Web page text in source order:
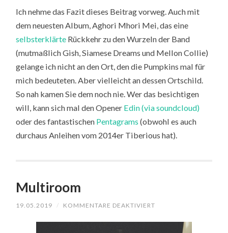
Ich nehme das Fazit dieses Beitrag vorweg. Auch mit
dem neuesten Album, Aghori Mhori Mei, das eine
selbsterklärte Rückkehr zu den Wurzeln der Band
(mutmaßlich Gish, Siamese Dreams und Mellon Collie)
gelange ich nicht an den Ort, den die Pumpkins mal für
mich bedeuteten. Aber vielleicht an dessen Ortschild.
So nah kamen Sie dem noch nie. Wer das besichtigen
will, kann sich mal den Opener Edin (via soundcloud)
oder des fantastischen Pentagrams (obwohl es auch
durchaus Anleihen vom 2014er Tiberious hat).
Multiroom
19.05.2019 / KOMMENTARE DEAKTIVIERT